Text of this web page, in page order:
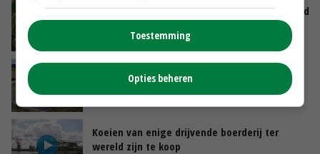
Limburgse mais van Frijns doet het verrassend
goed
VANDAAG, 10:00
Droogte veroorzaakt steeds meer problemen:
‘Bassin afgelopen week al leeg’
Koeien van enige drijvende boerderij ter
wereld zijn te koop
Toestemming
Opties beheren